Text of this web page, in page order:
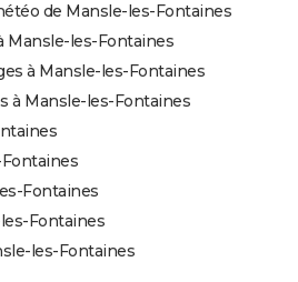
de Mansle-les-Fontaines
Mansle-les-Fontaines
à Mansle-les-Fontaines
à Mansle-les-Fontaines
Fontaines
Fontaines
les-Fontaines